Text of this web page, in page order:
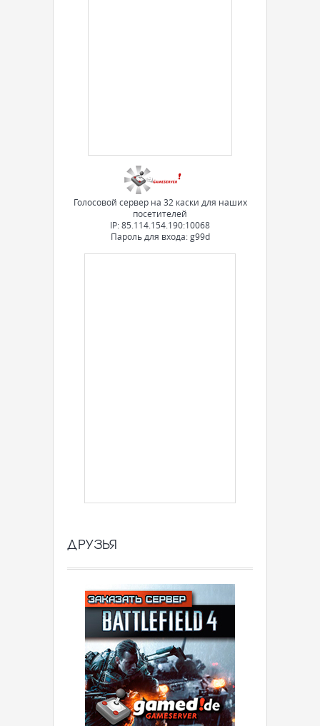
Голосовой сервер на 32 каски для наших
посетителей
IP: 85.114.154.190:10068
Пароль для входа: g99d
ДРУЗЬЯ